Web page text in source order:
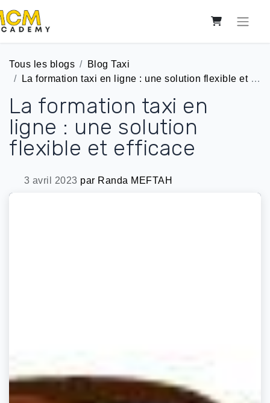
Tous les blogs
Blog Taxi
La formation taxi en ligne : une solution flexible et efficace
La formation taxi en
ligne : une solution
flexible et efficace
3 avril 2023 par Randa MEFTAH